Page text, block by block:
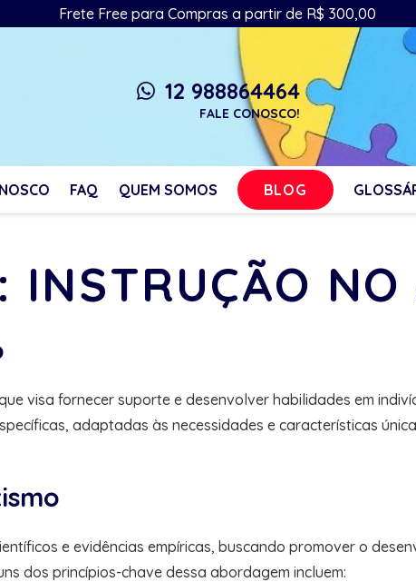
Frete Free para Compras a partir de R$ 300,00
whatsapp 12 988864464
FALE CONOSCO!
FAQ QUEM SOMOS BLOG
INSTRUÇÃO
visa fornecer suporte e desenvolver habilidades em
adaptadas às necessidades e características
e evidências empíricas, buscando promover o
dos princípios-chave dessa abordagem incluem: